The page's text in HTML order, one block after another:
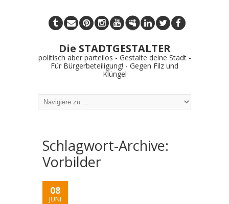
Die STADTGESTALTER
politisch aber parteilos - Gestalte deine Stadt -
Für Bürgerbeteiligung! - Gegen Filz und
Klüngel
Schlagwort-Archive:
Vorbilder
08
JUNI